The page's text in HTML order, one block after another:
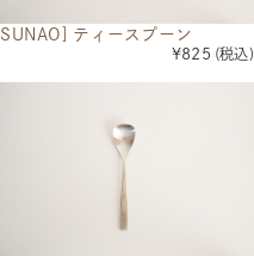
[SUNAO] ティースプーン
¥825 (税込)